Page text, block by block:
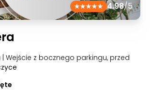
4.98/5
| Wejście z bocznego parkingu, przed